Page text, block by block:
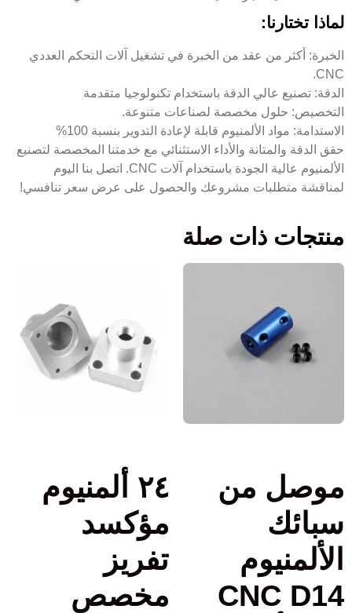
لماذا تختارنا:
الخبرة: أكثر من عقد من الخبرة في تشغيل آلات التحكم العددي
CNC.
الدقة: تصنيع عالي الدقة باستخدام تكنولوجيا متقدمة
التخصيص: حلول مخصصة لصناعات متنوعة.
الاستدامة: مواد الألمنيوم قابلة لإعادة التدوير بنسبة 100%
حقق الدقة والمتانة والأداء الاستثنائي مع خدمتنا المخصصة لتصنيع
الألمنيوم عالية الجودة باستخدام آلات CNC. اتصل بنا اليوم
لمناقشة متطلبات مشروعك والحصول على عرض سعر تنافسي!
منتجات ذات صلة
موصل من
سبائك
الألمنيوم
CNC D14
٢٤ ألمنيوم
مؤكسد
تفريز
مخصص